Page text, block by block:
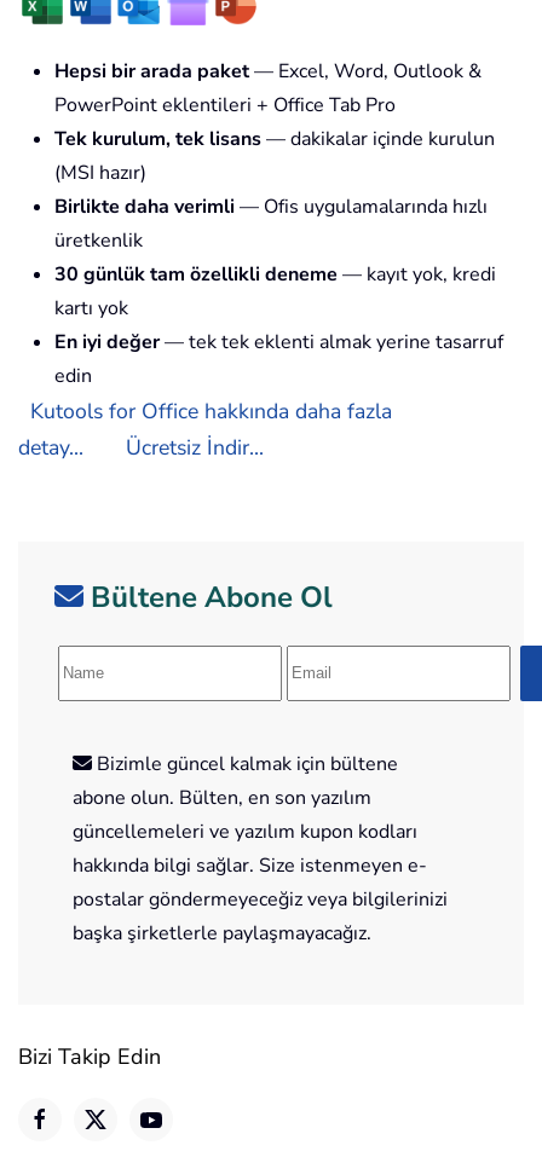
Hepsi bir arada paket— Excel, Word, Outlook &
PowerPoint eklentileri + Office Tab Pro
Tek kurulum, tek lisans— dakikalar içinde kurulun
(MSI hazır)
Birlikte daha verimli — Ofis uygulamalarında hızlı
üretkenlik
30 günlük tam özellikli deneme — kayıt yok, kredi
kartı yok
En iyi değer— tek tek eklenti almak yerine tasarruf
edin
Kutools for Office hakkında daha fazla
detay...
Ücretsiz İndir...
Bültene Abone Ol
Bizimle güncel kalmak için bültene
abone olun. Bülten, en son yazılım
güncellemeleri ve yazılım kupon kodları
hakkında bilgi sağlar. Size istenmeyen e-
postalar göndermeyeceğiz veya bilgilerinizi
başka şirketlerle paylaşmayacağız.
Bizi Takip Edin